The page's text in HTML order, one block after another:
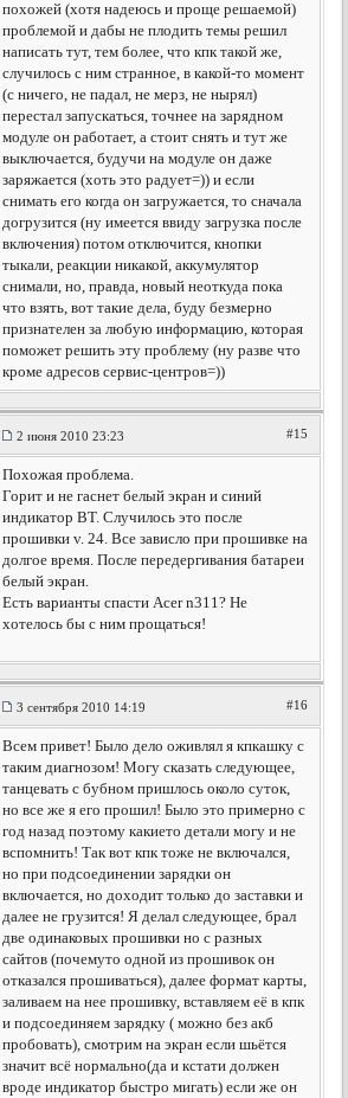
похожей (хотя надеюсь и проще решаемой)
проблемой и дабы не плодить темы решил
написать тут, тем более, что кпк такой же,
случилось с ним странное, в какой-то момент
(с ничего, не падал, не мерз, не нырял)
перестал запускаться, точнее на зарядном
модуле он работает, а стоит снять и тут же
выключается, будучи на модуле он даже
заряжается (хоть это радует=)) и если
снимать его когда он загружается, то сначала
догрузится (ну имеется ввиду загрузка после
включения) потом отключится, кнопки
тыкали, реакции никакой, аккумулятор
снимали, но, правда, новый неоткуда пока
что взять, вот такие дела, буду безмерно
признателен за любую информацию, которая
поможет решить эту проблему (ну разве что
кроме адресов сервис-центров=))
2 июня 2010 23:23 #15
Похожая проблема.
Горит и не гаснет белый экран и синий
индикатор BT. Случилось это после
прошивки v. 24. Все зависло при прошивке на
долгое время. После передергивания батареи
белый экран.
Есть варианты спасти Acer n311? Не
хотелось бы с ним прощаться!
3 сентября 2010 14:19 #16
Всем привет! Было дело оживлял я кпкашку с
таким диагнозом! Могу сказать следующее,
танцевать с бубном пришлось около суток,
но все же я его прошил! Было это примерно с
год назад поэтому какието детали могу и не
вспомнить! Так вот кпк тоже не включался,
но при подсоединении зарядки он
включается, но доходит только до заставки и
далее не грузится! Я делал следующее, брал
две одинаковых прошивки но с разных
сайтов (почемуто одной из прошивок он
отказался прошиваться), далее формат карты,
заливаем на нее прошивку, вставляем её в кпк
и подсоединяем зарядку ( можно без акб
пробовать), смотрим на экран если шьётся
значит всё нормально(да и кстати должен
вроде индикатор быстро мигать) если же он